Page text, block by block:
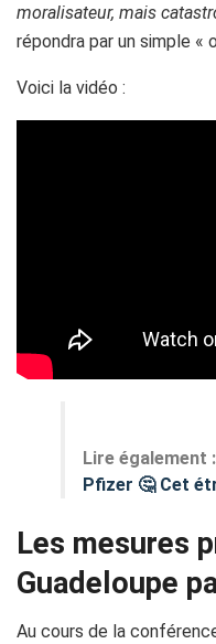
moralisateur, mais
répondra par un simple «
Voici la vidéo :
Lire également :
Pfizer 🤔 Cet
Les mesures
Guadeloupe
Au cours de la